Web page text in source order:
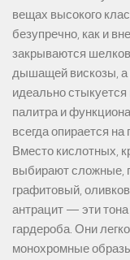
вещах высокого
безупречно, как и
закрываются
дышащей вискозы, а
идеально
палитра и
всегда опирается
Вместо кислотных,
выбирают сложные,
графитовый,
антрацит — эти тона
гардероба. Они
монохромные